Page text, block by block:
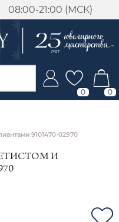
08:00-21:00 (МСК)
0 0
9101470-02970
И